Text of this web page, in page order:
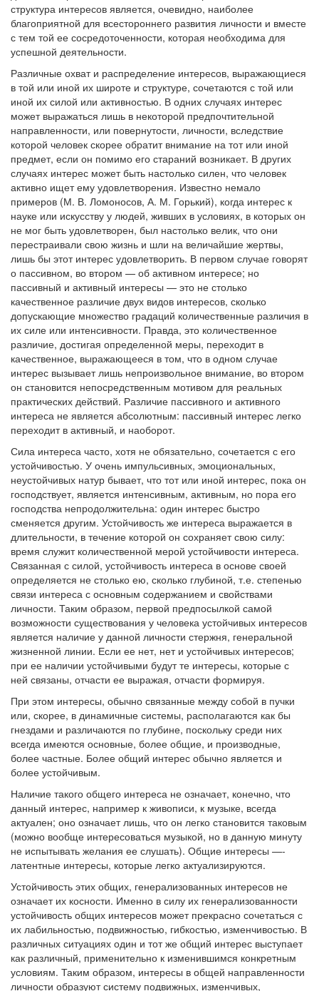
структура интересов является, очевидно, наиболее
благоприятной для всестороннего развития личности и вместе
с тем той ее сосредоточенности, которая необходима для
успешной деятельности.
Различные охват и распределение интересов, выражающиеся
в той или иной их широте и структуре, сочетаются с той или
иной их силой или активностью. В одних случаях интерес
может выражаться лишь в некоторой предпочтительной
направленности, или повернутости, личности, вследствие
которой человек скорее обратит внимание на тот или иной
предмет, если он помимо его стараний возникает. В других
случаях интерес может быть настолько силен, что человек
активно ищет ему удовлетворения. Известно немало
примеров (М. В. Ломоносов, А. М. Горький), когда интерес к
науке или искусству у людей, живших в условиях, в которых он
не мог быть удовлетворен, был настолько велик, что они
перестраивали свою жизнь и шли на величайшие жертвы,
лишь бы этот интерес удовлетворить. В первом случае говорят
о пассивном, во втором — об активном интересе; но
пассивный и активный интересы — это не столько
качественное различие двух видов интересов, сколько
допускающие множество градаций количественные различия в
их силе или интенсивности. Правда, это количественное
различие, достигая определенной меры, переходит в
качественное, выражающееся в том, что в одном случае
интерес вызывает лишь непроизвольное внимание, во втором
он становится непосредственным мотивом для реальных
практических действий. Различие пассивного и активного
интереса не является абсолютным: пассивный интерес легко
переходит в активный, и наоборот.
Сила интереса часто, хотя не обязательно, сочетается с его
устойчивостью. У очень импульсивных, эмоциональных,
неустойчивых натур бывает, что тот или иной интерес, пока он
господствует, является интенсивным, активным, но пора его
господства непродолжительна: один интерес быстро
сменяется другим. Устойчивость же интереса выражается в
длительности, в течение которой он сохраняет свою силу:
время служит количественной мерой устойчивости интереса.
Связанная с силой, устойчивость интереса в основе своей
определяется не столько ею, сколько глубиной, т.е. степенью
связи интереса с основным содержанием и свойствами
личности. Таким образом, первой предпосылкой самой
возможности существования у человека устойчивых интересов
является наличие у данной личности стержня, генеральной
жизненной линии. Если ее нет, нет и устойчивых интересов;
при ее наличии устойчивыми будут те интересы, которые с
ней связаны, отчасти ее выражая, отчасти формируя.
При этом интересы, обычно связанные между собой в пучки
или, скорее, в динамичные системы, располагаются как бы
гнездами и различаются по глубине, поскольку среди них
всегда имеются основные, более общие, и производные,
более частные. Более общий интерес обычно является и
более устойчивым.
Наличие такого общего интереса не означает, конечно, что
данный интерес, например к живописи, к музыке, всегда
актуален; оно означает лишь, что он легко становится таковым
(можно вообще интересоваться музыкой, но в данную минуту
не испытывать желания ее слушать). Общие интересы —-
латентные интересы, которые легко актуализируются.
Устойчивость этих общих, генерализованных интересов не
означает их косности. Именно в силу их генерализованности
устойчивость общих интересов может прекрасно сочетаться с
их лабильностью, подвижностью, гибкостью, изменчивостью. В
различных ситуациях один и тот же общий интерес выступает
как различный, применительно к изменившимся конкретным
условиям. Таким образом, интересы в общей направленности
личности образуют систему подвижных, изменчивых,